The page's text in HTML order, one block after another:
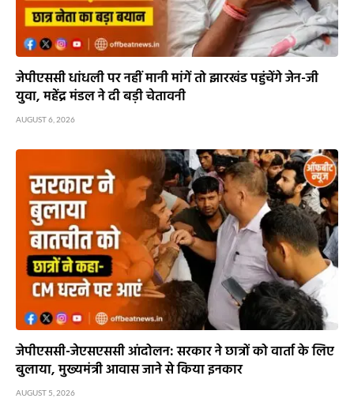
जेपीएससी धांधली पर नहीं मानी मांगें तो झारखंड पहुंचेंगे जेन-जी
युवा, महेंद्र मंडल ने दी बड़ी चेतावनी
AUGUST 6, 2026
जेपीएससी-जेएसएससी आंदोलन: सरकार ने छात्रों को वार्ता के लिए
बुलाया, मुख्यमंत्री आवास जाने से किया इनकार
AUGUST 5, 2026